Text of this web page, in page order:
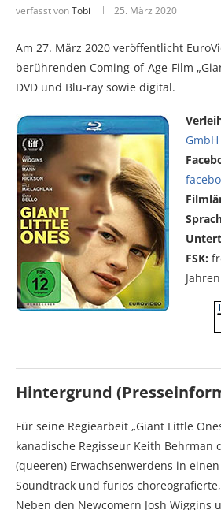
verfasst vonTobi 25. März 2020
Am 27. März 2020 veröffentlicht
berührenden Coming-of-Age-Film
DVD und Blu-ray sowie digital.
GmbH
FSK:
Jahren
Hintergrund
Für seine Regiearbeit „Giant Little
kanadische Regisseur Keith Behrman
(queeren) Erwachsenwerdens in
Soundtrack und furios
Neben den Newcomern Josh Wiggins